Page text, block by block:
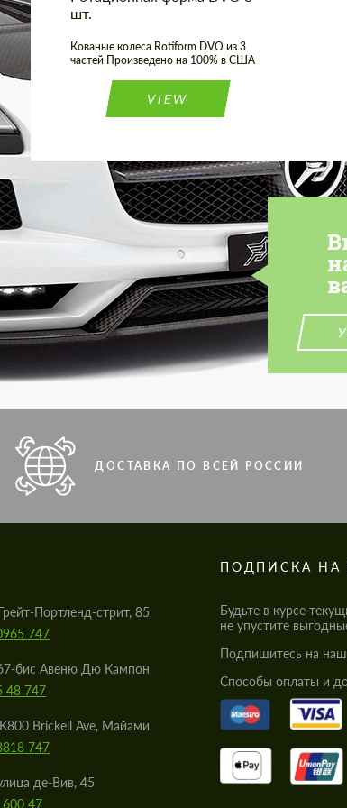
шт.
Кованые колеса Rotiform DVO из 3
частей Произведено на 100% в США
VIEW
ДОСТАВКА ПО ВСЕЙ РОССИИ
Портленд-стрит, 85
747
бис Авеню Дю Кампон
48 747
Brickell Ave, Майами
747
де-Вив, 45
47
ПОДПИСКА НА
Будьте в курсе
не упустите
Подпишитесь на
Cпособы оплаты и